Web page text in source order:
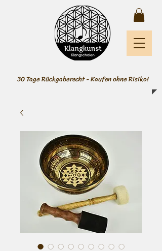
30 Tage Rückgaberecht - Kaufen ohne Risiko!